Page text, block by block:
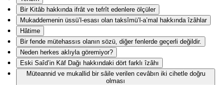
Bir Kitâb hakkında ifrât ve tefrît edenlere ölçüler
Mukaddemenin üssü’l-esası olan taksîmü’l-a’mal hakkında îzâhlar
Hâtime
Bir fende mütehassıs olanın sözü, diğer fenlerde geçerli değildir.
Neden herkes aklıyla göremiyor?
Eski Saîd’in Kāf Dağı hakkındaki dört farklı îzâhı
Müteannid ve mukallid bir sâile verilen cevâbın iki cihetle doğru
olması